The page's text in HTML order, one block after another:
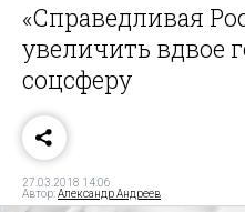
«Справедливая
увеличить вдвое
соцсферу
27.03.2018 14:06
Автор:Александр Андреев